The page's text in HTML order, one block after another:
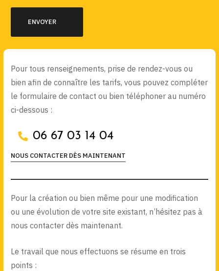
Pour tous renseignements, prise de rendez-vous ou
bien afin de connaître les tarifs, vous pouvez compléter
le formulaire de contact ou bien téléphoner au numéro
ci-dessous :
06 67 03 14 04
NOUS CONTACTER DÈS MAINTENANT
Pour la création ou bien même pour une modification
ou une évolution de votre site existant, n’hésitez pas à
nous contacter dès maintenant.
Le travail que nous effectuons se résume en trois
points :